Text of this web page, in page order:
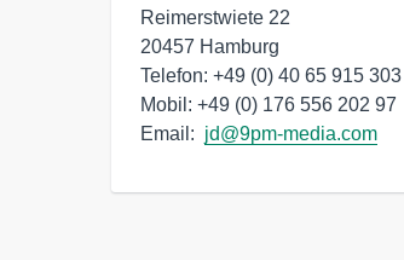
Reimerstwiete 22
20457 Hamburg
Telefon: +49 (0) 40 65 915 303
Mobil: +49 (0) 176 556 202 97
Email: jd@9pm-media.com